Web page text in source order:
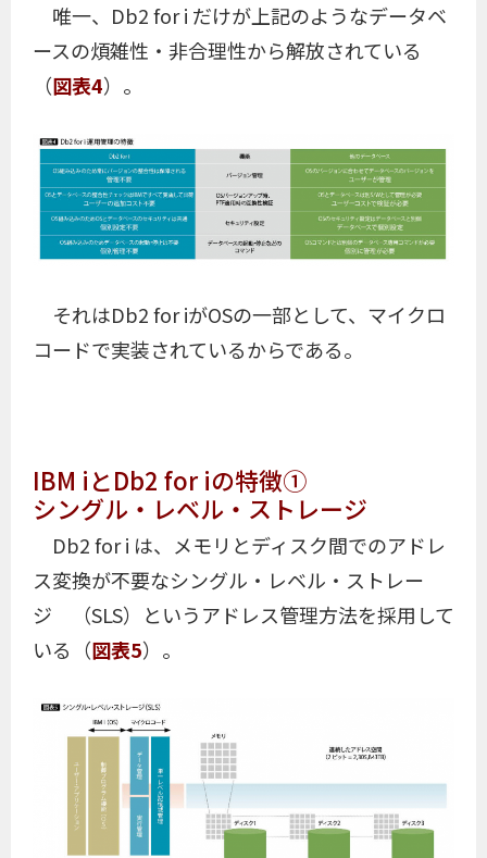
唯一、Db2 for i だけが上記のようなデータベ
ースの煩雑性・非合理性から解放されている
（図表4）。
それはDb2 for iがOSの一部として、マイクロ
コードで実装されているからである。
IBM iとDb2 for iの特徴①
シングル・レベル・ストレージ
Db2 for i は、メモリとディスク間でのアドレ
ス変換が不要なシングル・レベル・ストレー
ジ （SLS）というアドレス管理方法を採用して
いる（図表5）。